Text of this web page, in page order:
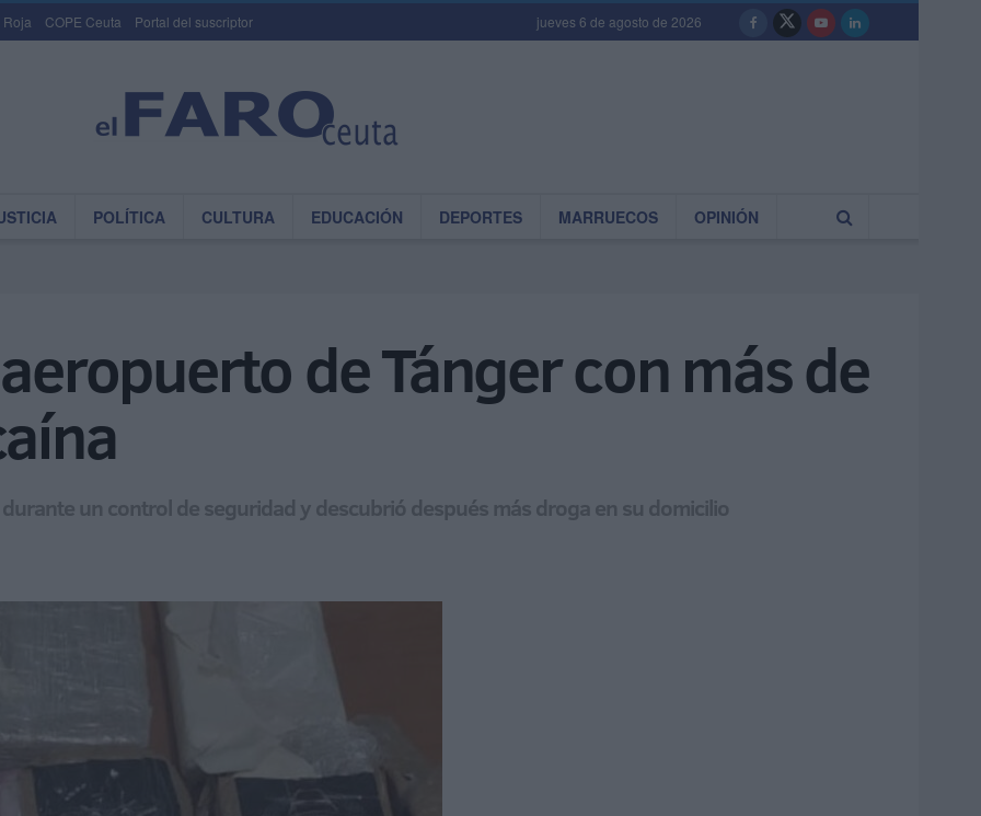
Roja COPE Ceuta Portal del suscriptor jueves 6 de agosto de 2026
POLÍTICA CULTURA EDUCACIÓN DEPORTES MARRUECOS OPINIÓN
de Tánger con más de
un control de seguridad y descubrió después más droga en su domicilio